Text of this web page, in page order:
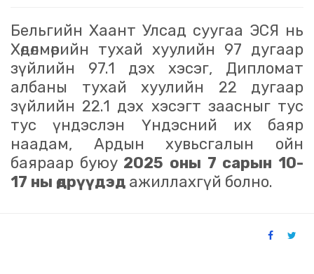
Бельгийн Хаант Улсад суугаа ЭСЯ нь
Хөдөлмөрийн тухай хуулийн 97 дугаар
зүйлийн 97.1 дэх хэсэг, Дипломат
албаны тухай хуулийн 22 дугаар
зүйлийн 22.1 дэх хэсэгт заасныг тус
тус үндэслэн Үндэсний их баяр
наадам, Ардын хувьсгалын ойн
баяраар буюу2025 оны 7 сарын 10-
17 ны өдрүүдэд ажиллахгүй болно.